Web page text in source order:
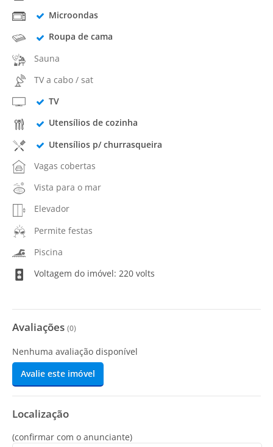
Microondas
Roupa de cama
Sauna
TV a cabo / sat
TV
Utensílios de cozinha
Utensílios p/ churrasqueira
Vagas cobertas
Vista para o mar
Elevador
Permite festas
Piscina
Voltagem do imóvel: 220 volts
Avaliações (0)
Nenhuma avaliação disponível
Avalie este imóvel
Localização
(confirmar com o anunciante)